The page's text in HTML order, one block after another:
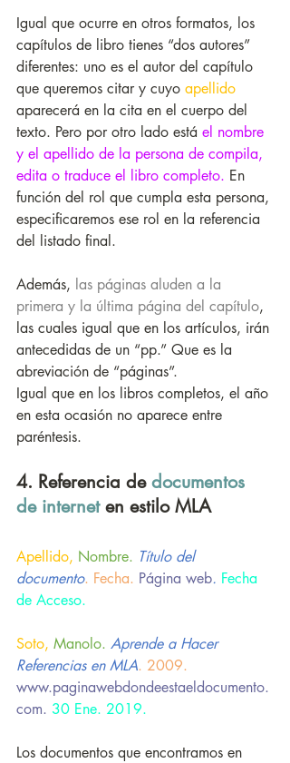
Igual que ocurre en otros formatos, los
capítulos de libro tienes “dos autores”
diferentes: uno es el autor del capítulo
que queremos citar y cuyo apellido
aparecerá en la cita en el cuerpo del
texto. Pero por otro lado está el nombre
y el apellido de la persona de compila,
edita o traduce el libro completo. En
función del rol que cumpla esta persona,
especificaremos ese rol en la referencia
del listado final.
Además, las páginas aluden a la
primera y la última página del capítulo,
las cuales igual que en los artículos, irán
antecedidas de un “pp.” Que es la
abreviación de “páginas”.
Igual que en los libros completos, el año
en esta ocasión no aparece entre
paréntesis.
4. Referencia de documentos
de internet en estilo MLA
Apellido, Nombre. Título del
documento. Fecha. Página web. Fecha
de Acceso.
Soto, Manolo. Aprende a Hacer
Referencias en MLA. 2009.
www.paginawebdondeestaeldocumento.
com. 30 Ene. 2019.
Los documentos que encontramos en